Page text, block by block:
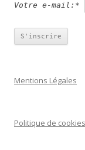
Votre e-mail:*
Mentions Légales
Politique de cookies